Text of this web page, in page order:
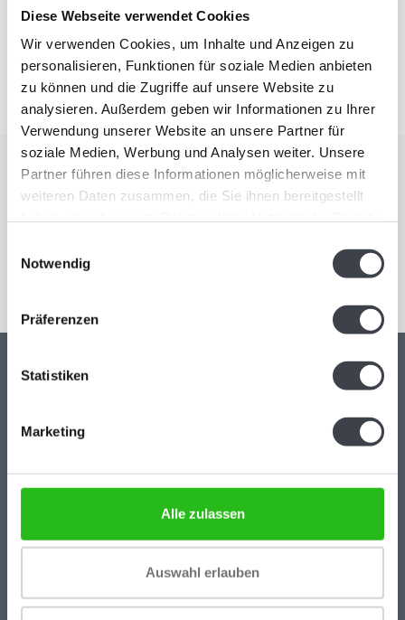
Diese Webseite verwendet Cookies
Wir verwenden Cookies, um Inhalte und Anzeigen zu
personalisieren, Funktionen für soziale Medien anbieten
zu können und die Zugriffe auf unsere Website zu
analysieren. Außerdem geben wir Informationen zu Ihrer
Verwendung unserer Website an unsere Partner für
soziale Medien, Werbung und Analysen weiter. Unsere
Partner führen diese Informationen möglicherweise mit
weiteren Daten zusammen, die Sie ihnen bereitgestellt
Notwendig
Präferenzen
Statistiken
Marketing
Alle zulassen
Auswahl erlauben
Abonnieren Sie unseren Newsletter und bleiben Sie auf dem
Laufenden: Entdecken Sie neue Glaskunst, aktuelle Trends und
besondere Angebote direkt in Ihrem Postfach.
Abonnieren Sie unseren Newsletter
Abonnieren
Kristal-Glas ist der Online-Shop für Glaskunst und Kristall aus
Leerdam. Sie können uns auch in unserer Galerie in Leerdam
besuchen. Sie sind herzlich willkommen! Geöffnet Mittwoch bis
Leerdam (NL)